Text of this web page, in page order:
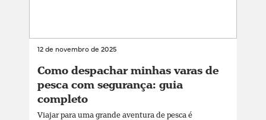
12 de novembro de 2025
Como despachar minhas varas de
pesca com segurança: guia
completo
Viajar para uma grande aventura de pesca é